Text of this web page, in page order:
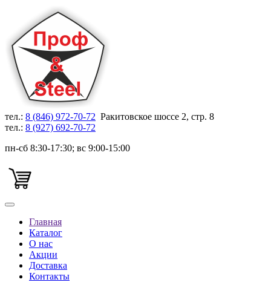
тел.: 8 (846) 972-70-72 Ракитовское шоссе 2, стр. 8
тел.: 8 (927) 692-70-72
пн-сб 8:30-17:30; вс 9:00-15:00
Главная
Каталог
О нас
Акции
Доставка
Контакты